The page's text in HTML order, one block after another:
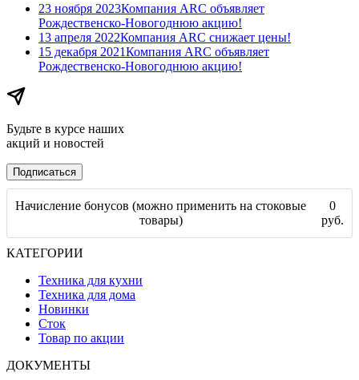
23 ноября 2023Компания ARC объявляет
Рождественско-Новогоднюю акцию!
13 апреля 2022Компания ARC​ снижает цены!
15 декабря 2021Компания ARC объявляет
Рождественско-Новогоднюю акцию!
Будьте в курсе наших
акций и новостей
Подписаться
Начисление бонусов (можно применить на стоковые
товары)
0
руб.
КАТЕГОРИИ
Техника для кухни
Техника для дома
Новинки
Сток
Товар по акции
ДОКУМЕНТЫ